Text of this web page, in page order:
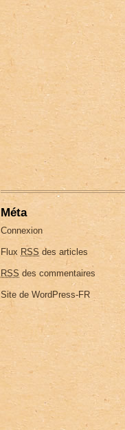
Méta
Connexion
Flux RSS des articles
RSS des commentaires
Site de WordPress-FR